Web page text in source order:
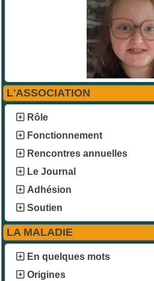
L'ASSOCIATION
Rôle
Fonctionnement
Rencontres annuelles
Le Journal
Adhésion
Soutien
LA MALADIE
En quelques mots
Origines